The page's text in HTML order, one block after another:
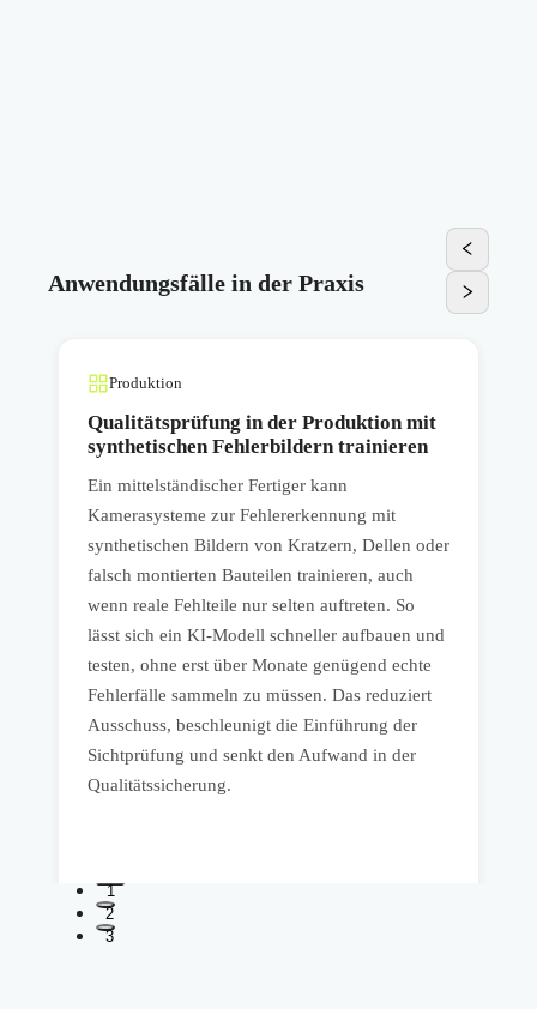
Anwendungsfälle in der Praxis
Produktion
Qualitätsprüfung in der Produktion mit
synthetischen Fehlerbildern trainieren
Ein mittelständischer Fertiger kann
Kamerasysteme zur Fehlererkennung mit
synthetischen Bildern von Kratzern, Dellen oder
falsch montierten Bauteilen trainieren, auch
wenn reale Fehlteile nur selten auftreten. So
lässt sich ein KI-Modell schneller aufbauen und
testen, ohne erst über Monate genügend echte
Fehlerfälle sammeln zu müssen. Das reduziert
Ausschuss, beschleunigt die Einführung der
Sichtprüfung und senkt den Aufwand in der
Qualitätssicherung.
1
2
3